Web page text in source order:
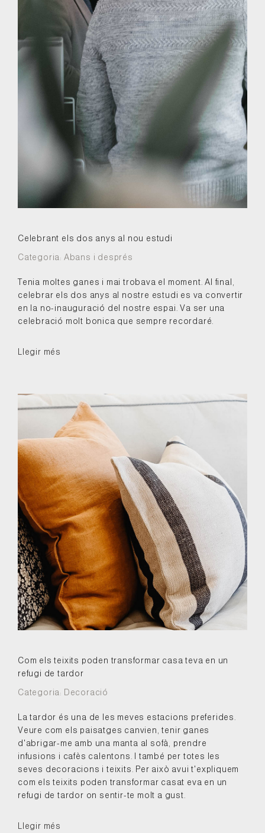
Celebrant els dos anys al nou estudi
Categoria: Abans i després
Tenia moltes ganes i mai trobava el moment. Al final,
celebrar els dos anys al nostre estudi es va convertir
en la no-inauguració del nostre espai. Va ser una
celebració molt bonica que sempre recordaré.
Llegir més
Com els teixits poden transformar casa teva en un
refugi de tardor
Categoria: Decoració
La tardor és una de les meves estacions preferides.
Veure com els paisatges canvien, tenir ganes
d'abrigar-me amb una manta al sofà, prendre
infusions i cafès calentons. I també per totes les
seves decoracions i teixits. Per això avui t'expliquem
com els teixits poden transformar casat eva en un
refugi de tardor on sentir-te molt a gust.
Llegir més